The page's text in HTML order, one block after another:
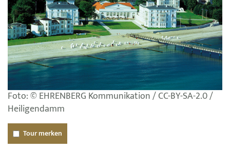
Foto: © EHRENBERG Kommunikation / CC-BY-SA-2.0 /
Heiligendamm
Tour merken